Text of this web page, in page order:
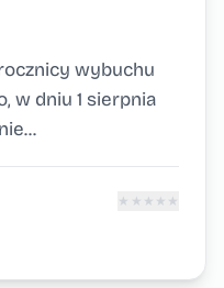
wybuchu
w dniu 1 sierpnia
★ ★ ★ ★ ★